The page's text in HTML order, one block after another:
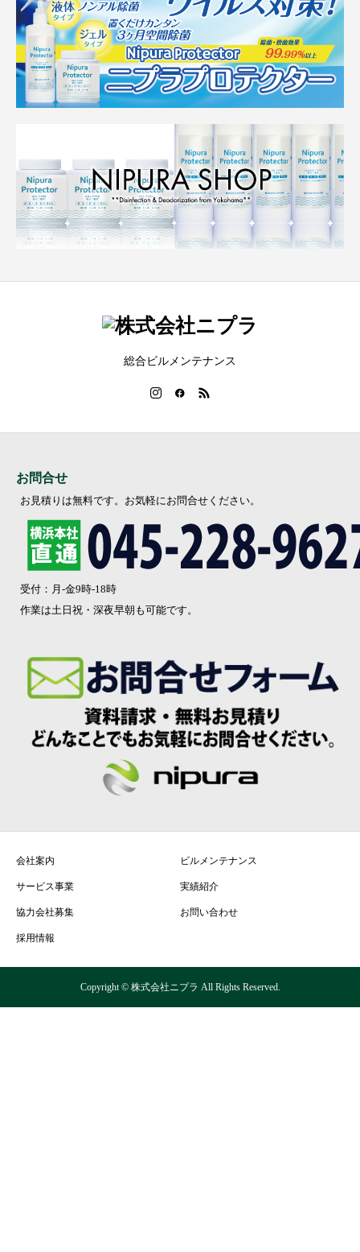
総合ビルメンテナンス
お問合せ
お見積りは無料です。お気軽にお問合せください。
受付：月-金9時-18時
作業は土日祝・深夜早朝も可能です。
会社案内 ビルメンテナンス
サービス事業 実績紹介
協力会社募集 お問い合わせ
採用情報
Copyright © 株式会社ニプラ All Rights Reserved.